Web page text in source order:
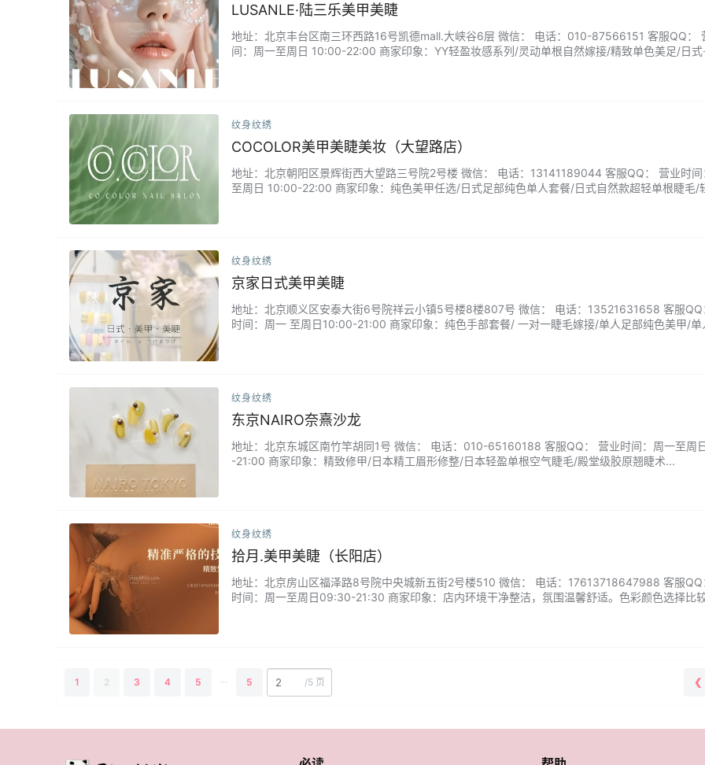
LUSANLE·陆三乐美甲美睫
地址：北京丰台区南三环西路16号凯德mall.大峡谷6层 微信： 电话：010-87566151 客服QQ：
间：周一至周日 10:00-22:00 商家印象：YY轻盈妆感系列/灵动单根自然嫁接/精致单色美足/日式
纹身纹绣
COCOLOR美甲美睫美妆（大望路店）
地址：北京朝阳区景辉街西大望路三号院2号楼 微信： 电话：13141189044 客服QQ： 营业时
至周日 10:00-22:00 商家印象：纯色美甲任选/日式足部纯色单人套餐/日式自然款超轻单根睫毛/
纹身纹绣
京家日式美甲美睫
地址：北京顺义区安泰大街6号院祥云小镇5号楼8楼807号 微信： 电话：13521631658 客服QQ
时间：周一 至周日10:00-21:00 商家印象：纯色手部套餐/ 一对一睫毛嫁接/单人足部纯色美甲/单
纹身纹绣
东京NAIRO奈熹沙龙
地址：北京东城区南竹竿胡同1号 微信： 电话：010-65160188 客服QQ： 营业时间：周一至周
-21:00 商家印象：精致修甲/日本精工眉形修整/日本轻盈单根空气睫毛/殿堂级胶原翘睫术...
纹身纹绣
拾月.美甲美睫（长阳店）
地址：北京房山区福泽路8号院中央城新五街2号楼510 微信： 电话：17613718647988 客服QQ
时间：周一至周日09:30-21:30 商家印象：店内环境干净整洁，氛围温馨舒适。色彩颜色选择比
1 2 3 4 5 5 /5 页 ❮